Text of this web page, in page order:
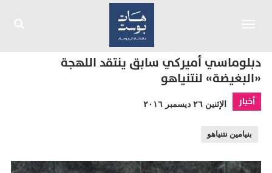
دبلوماسي أميركي سابق ينتقد اللهجة
«البغيضة» لنتنياهو
أخبار الإثنين ٢٦ ديسمبر ٢٠١٦
بنيامين نتنياهو